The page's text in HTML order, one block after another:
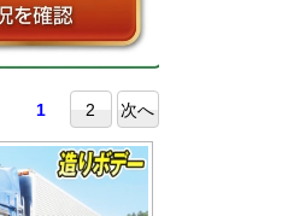
1 2 次へ